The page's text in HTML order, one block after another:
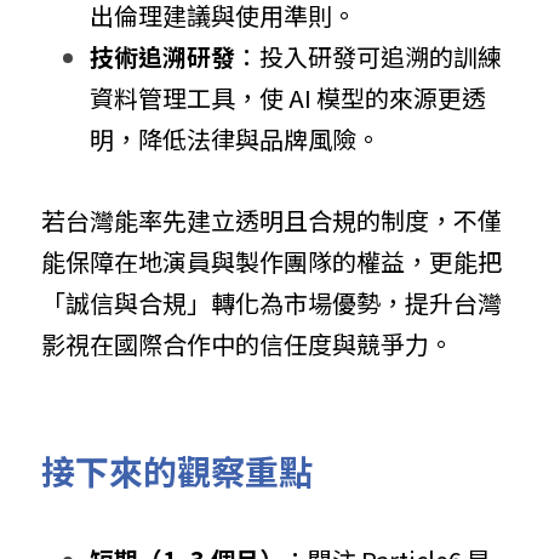
出倫理建議與使用準則。
技術追溯研發 ：投入研發可追溯的訓練
資料管理工具，使 AI 模型的來源更透
明，降低法律與品牌風險。
若台灣能率先建立透明且合規的制度，不僅
能保障在地演員與製作團隊的權益，更能把
「誠信與合規」轉化為市場優勢，提升台灣
影視在國際合作中的信任度與競爭力。
接下來的觀察重點